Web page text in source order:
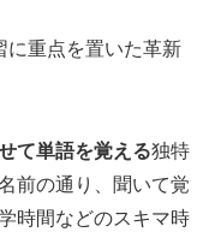
に重点を置いた革新
て単語を覚える独特
前の通り、聞いて覚
時間などのスキマ時